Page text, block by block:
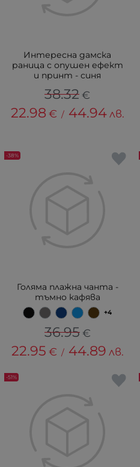
Интересна дамска
раница с опушен ефект
и принт - синя
38.32€
22.98 € / 44.94 лв.
Голяма плажна чанта -
тъмно кафява
+4
36.95 €
22.95 € / 44.89 лв.
-38%
-51%